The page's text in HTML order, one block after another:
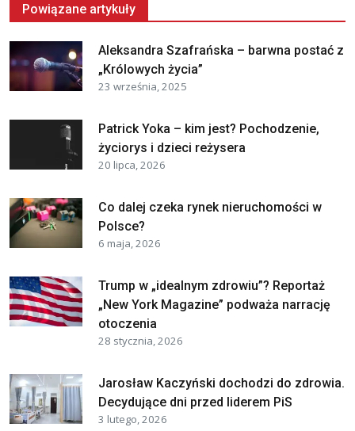
Powiązane artykuły
Aleksandra Szafrańska – barwna postać z
„Królowych życia”
23 września, 2025
Patrick Yoka – kim jest? Pochodzenie,
życiorys i dzieci reżysera
20 lipca, 2026
Co dalej czeka rynek nieruchomości w
Polsce?
6 maja, 2026
Trump w „idealnym zdrowiu”? Reportaż
„New York Magazine” podważa narrację
otoczenia
28 stycznia, 2026
Jarosław Kaczyński dochodzi do zdrowia.
Decydujące dni przed liderem PiS
3 lutego, 2026